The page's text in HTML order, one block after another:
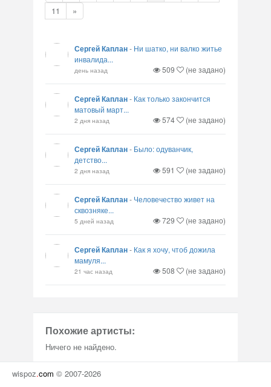
11
»
Сергей Каплан- Ни шатко, ни валко житье
инвалида...
день назад 509 (не задано)
Сергей Каплан- Как только закончится
матовый март...
2 дня назад 574 (не задано)
Сергей Каплан- Было: одуванчик,
детство...
2 дня назад 591 (не задано)
Сергей Каплан- Человечество живет на
сквозняке...
5 дней назад 729 (не задано)
Сергей Каплан- Как я хочу, чтоб дожила
мамуля...
21 час назад 508 (не задано)
Похожие артисты:
Ничего не найдено.
wispoz.com © 2007-2026